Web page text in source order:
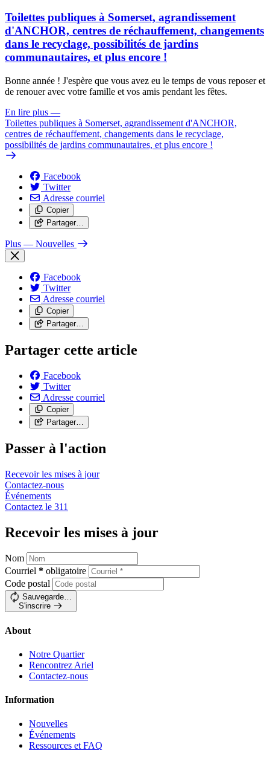
Toilettes publiques à Somerset, agrandissement
d'ANCHOR, centres de réchauffement, changements
dans le recyclage, possibilités de jardins
communautaires, et plus encore !
Bonne année ! J'espère que vous avez eu le temps de vous reposer et
de renouer avec votre famille et vos amis pendant les fêtes.
En lire plus —
Toilettes publiques à Somerset, agrandissement d'ANCHOR,
centres de réchauffement, changements dans le recyclage,
possibilités de jardins communautaires, et plus encore !
Facebook
Twitter
Adresse courriel
Copier
Partager…
Plus — Nouvelles
Facebook
Twitter
Adresse courriel
Copier
Partager…
Partager cette article
Facebook
Twitter
Adresse courriel
Copier
Partager…
Passer à l'action
Recevoir les mises à jour
Contactez-nous
Événements
Contactez le 311
Recevoir les mises à jour
Nom
Courriel * obligatoire
Code postal
Sauvegarde…
S'inscrire
About
Notre Quartier
Rencontrez Ariel
Contactez-nous
Information
Nouvelles
Événements
Ressources et FAQ